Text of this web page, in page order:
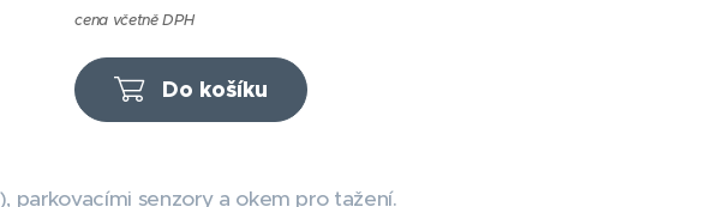
cena včetně DPH
Do košíku
parkovacími senzory a okem pro tažení.